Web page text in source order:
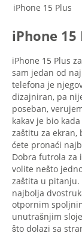
iPhone 15 Plus
iPhone 15
iPhone 15 Plus
sam jedan od
telefona je
dizajniran, pa
poseban,
kakav je bio
zaštitu za ekran,
ćete pronaći
Dobra futrola za
volite nešto
zaštita u pitanju.
najbolja
otpornim
unutrašnjim
što dolazi sa